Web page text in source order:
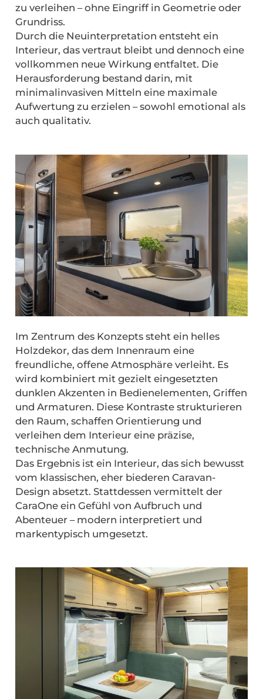
zu verleihen – ohne Eingriff in Geometrie oder
Grundriss.
Durch die Neuinterpretation entsteht ein
Interieur, das vertraut bleibt und dennoch eine
vollkommen neue Wirkung entfaltet. Die
Herausforderung bestand darin, mit
minimalinvasiven Mitteln eine maximale
Aufwertung zu erzielen – sowohl emotional als
auch qualitativ.
Im Zentrum des Konzepts steht ein helles
Holzdekor, das dem Innenraum eine
freundliche, offene Atmosphäre verleiht. Es
wird kombiniert mit gezielt eingesetzten
dunklen Akzenten in Bedienelementen, Griffen
und Armaturen. Diese Kontraste strukturieren
den Raum, schaffen Orientierung und
verleihen dem Interieur eine präzise,
technische Anmutung.
Das Ergebnis ist ein Interieur, das sich bewusst
vom klassischen, eher biederen Caravan-
Design absetzt. Stattdessen vermittelt der
CaraOne ein Gefühl von Aufbruch und
Abenteuer – modern interpretiert und
markentypisch umgesetzt.